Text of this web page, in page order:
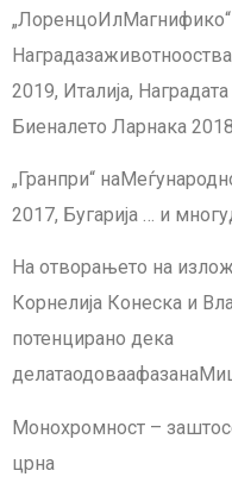
„ЛоренцоИлМагнифико“
2019, Италија,
Биеналето Ларнака
„Гранпри“
2017, Бугарија … и
На отворањето на
Корнелија Конеска и
потенцирано дека
Монохромност –
црна